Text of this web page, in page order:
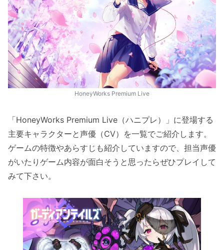
HoneyWorks Premium Live
「HoneyWorks Premium Live（ハニプレ）」に登場する
主要キャラクターと声優（CV）を一覧でご紹介します。
ゲームの特徴やあらすじも紹介していますので、担当声優
がいたりゲーム内容が面白そうと思ったらぜひプレイして
みて下さい。